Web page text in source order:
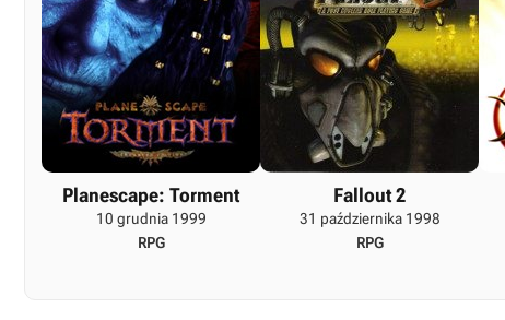
Planescape: Torment
10 grudnia 1999
RPG
Fallout 2
31 października 1998
RPG